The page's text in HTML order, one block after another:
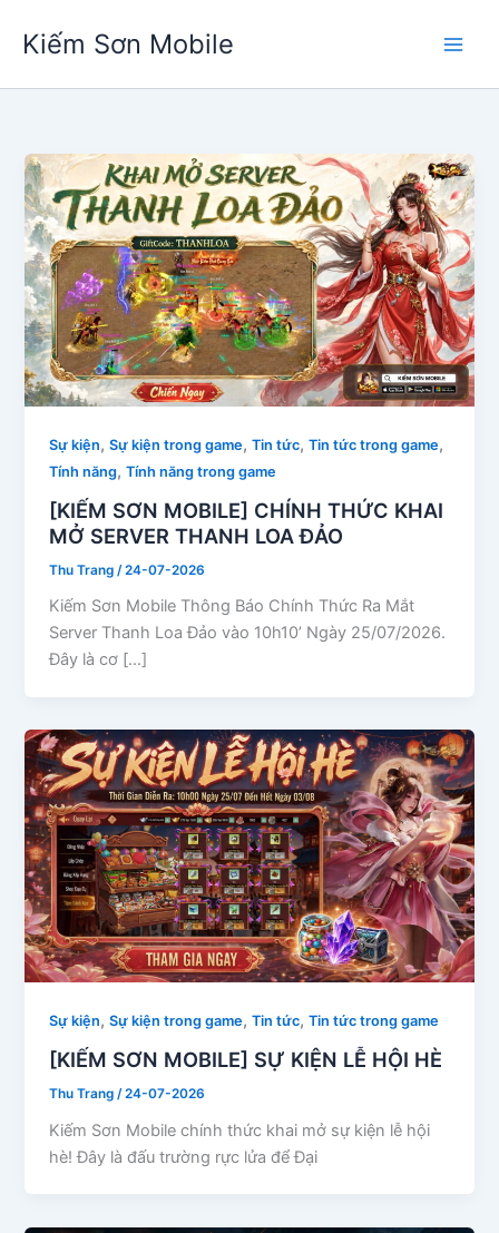
dung
Kiếm Sơn Mobile
Sự kiện,Sự kiện trong game,Tin tức,Tin tức trong game,
Tính năng,Tính năng trong game
[KIẾM SƠN MOBILE] CHÍNH THỨC KHAI
MỞ SERVER THANH LOA ĐẢO
Thu Trang /24-07-2026
Kiếm Sơn Mobile Thông Báo Chính Thức Ra Mắt
Server Thanh Loa Đảo vào 10h10’ Ngày 25/07/2026.
Đây là cơ […]
Sự kiện,Sự kiện trong game,Tin tức,Tin tức trong game
[KIẾM SƠN MOBILE] SỰ KIỆN LỄ HỘI HÈ
Thu Trang /24-07-2026
Kiếm Sơn Mobile chính thức khai mở sự kiện lễ hội
hè! Đây là đấu trường rực lửa để Đại